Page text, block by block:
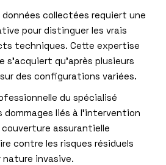
collectées requiert une
pour distinguer les vrais
techniques. Cette expertise
qu’après plusieurs
des configurations variées.
du spécialisé
dommages liés à l’intervention
assurantielle
contre les risques résiduels
nature invasive.